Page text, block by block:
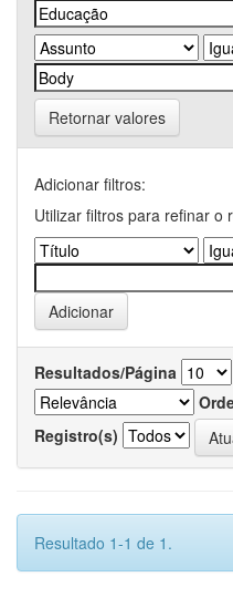
Retornar valores
Adicionar filtros:
Utilizar filtros para refinar o
Resultados/Página
Registro(s)
Resultado 1-1 de 1.